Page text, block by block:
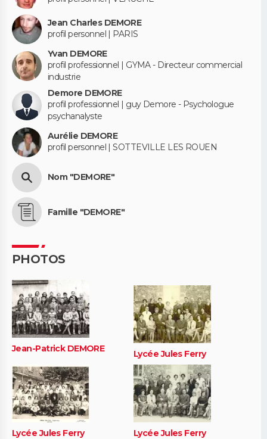
Jean Charles DEMORE
profil personnel | PARIS
Yvan DEMORE
profil professionnel | GYMA - Directeur commercial
industrie
Demore DEMORE
profil professionnel | guy Demore - Psychologue
psychanalyste
Aurélie DEMORE
profil personnel | SOTTEVILLE LES ROUEN
Nom "DEMORE"
Famille "DEMORE"
PHOTOS
Jean-Patrick DEMORE Lycée Jules Ferry
Lycée Jules Ferry Lycée Jules Ferry